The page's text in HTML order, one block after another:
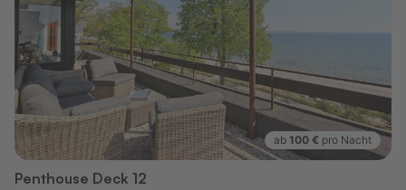
ab 100 € pro Nacht
Penthouse Deck 12